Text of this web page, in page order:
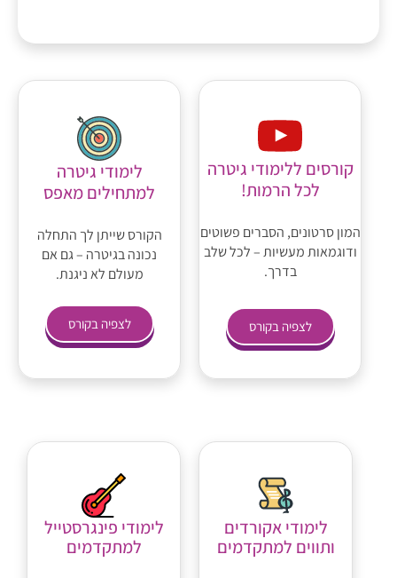
קורסים ללימודי גיטרה
לכל הרמות!
המון סרטונים, הסברים פשוטים
ודוגמאות מעשיות – לכל שלב
בדרך.
לצפיה בקורס
לימודי גיטרה
למתחילים מאפס
הקורס שייתן לך התחלה
נכונה בגיטרה – גם אם
מעולם לא ניגנת.
לצפיה בקורס
לימודי אקורדים
ותווים למתקדמים
לימודי פינגרסטייל
למתקדמים